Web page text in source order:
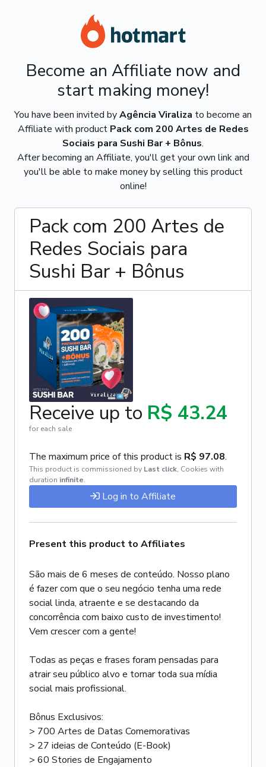
Become an Affiliate now and
start making money!
You have been invited byAgência Viraliza to become an
Affiliate with product Pack com 200 Artes de Redes
Sociais para Sushi Bar + Bônus.
After becoming an Affiliate, you'll get your own link and
you'll be able to make money by selling this product
online!
Pack com 200 Artes de
Redes Sociais para
Sushi Bar + Bônus
Receive up to R$ 43.24
for each sale
The maximum price of this product is R$ 97.08.
This product is commissioned by Last click, Cookies with
duration infinite.
Log in to Affiliate
Present this product to Affiliates
São mais de 6 meses de conteúdo. Nosso plano
é fazer com que o seu negócio tenha uma rede
social linda, atraente e se destacando da
concorrência com baixo custo de investimento!
Vem crescer com a gente!
Todas as peças e frases foram pensadas para
atrair seu público alvo e tornar toda sua mídia
social mais profissional.
Bônus Exclusivos:
> 700 Artes de Datas Comemorativas
> 27 ideias de Conteúdo (E-Book)
> 60 Stories de Engajamento